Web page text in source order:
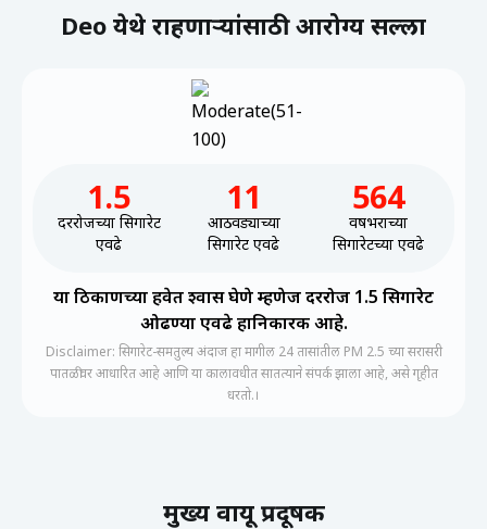
Deo येथे राहणाऱ्यांसाठी आरोग्य सल्ला
1.5
दररोजच्या सिगारेट
एवढे
11
आठवड्याच्या
सिगारेट एवढे
564
वर्षभराच्या
सिगारेटच्या एवढे
या ठिकाणच्या हवेत श्वास घेणे म्हणेज दररोज 1.5 सिगारेट
ओढण्या एवढे हानिकारक आहे.
Disclaimer: सिगारेट-समतुल्य अंदाज हा मागील 24 तासांतील PM 2.5 च्या सरासरी
पातळीवर आधारित आहे आणि या कालावधीत सातत्याने संपर्क झाला आहे, असे गृहीत
धरतो.।
मुख्य वायू प्रदूषक